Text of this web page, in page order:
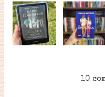
10